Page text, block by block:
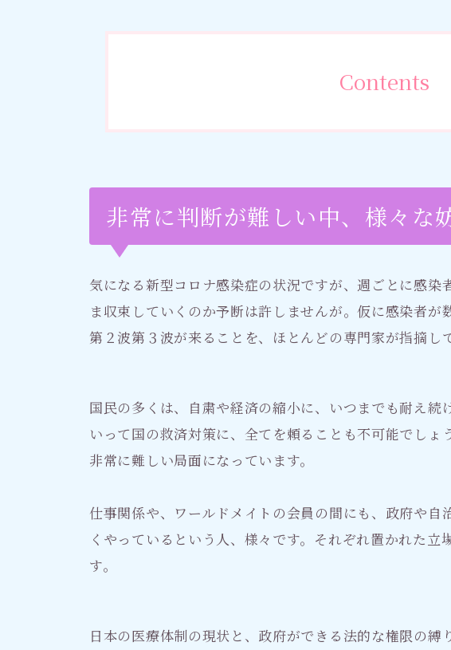
Contents
非常に判断が難しい中、様々な
気になる新型コロナ感染症の状況ですが、週ごとに感染
ま収束していくのか予断は許しませんが。仮に感染者が
第２波第３波が来ることを、ほとんどの専門家が指摘し
国民の多くは、自粛や経済の縮小に、いつまでも耐え続
いって国の救済対策に、全てを頼ることも不可能でしょ
非常に難しい局面になっています。
仕事関係や、ワールドメイトの会員の間にも、政府や自
くやっているという人、様々です。それぞれ置かれた立
す。
日本の医療体制の現状と、政府ができる法的な権限の縛